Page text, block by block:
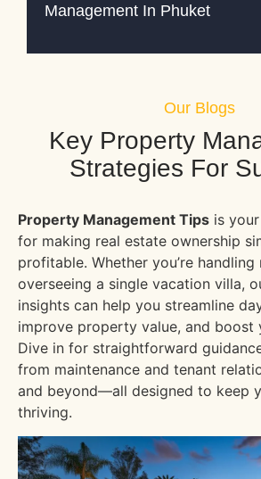
Management In Phuket
Our Blogs
Key Property
Strategies For
Property Management Tips is
for making real estate ownership
profitable. Whether you’re
overseeing a single vacation villa,
insights can help you streamline
improve property value, and boost
Dive in for straightforward
from maintenance and tenant
and beyond—all designed to keep
thriving.